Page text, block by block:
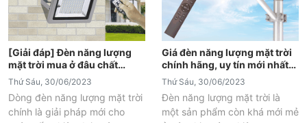
[Giải đáp] Đèn năng lượng
mặt trời mua ở đâu chất
lượng, uy tín?
Thứ Sáu, 30/06/2023
Dòng đèn năng lượng mặt trời
chính là giải pháp mới cho
Giá đèn năng lượng mặt trời
chính hãng, uy tín mới nhất
2023
Thứ Sáu, 30/06/2023
Đèn năng lượng mặt trời là
một sản phẩm còn khá mới mẻ